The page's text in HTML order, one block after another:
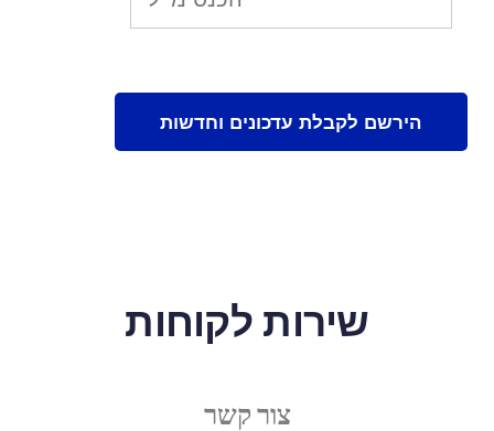
שירות לקוחות
צור קשר